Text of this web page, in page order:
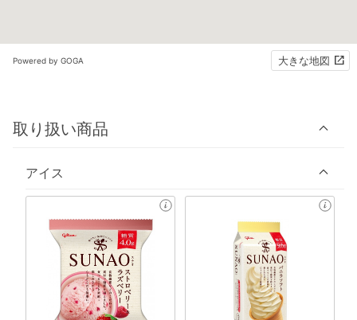
Powered by GOGA 大きな地図
取り扱い商品
アイス